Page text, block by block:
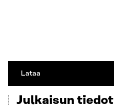
Lataa
Julkaisun tiedot